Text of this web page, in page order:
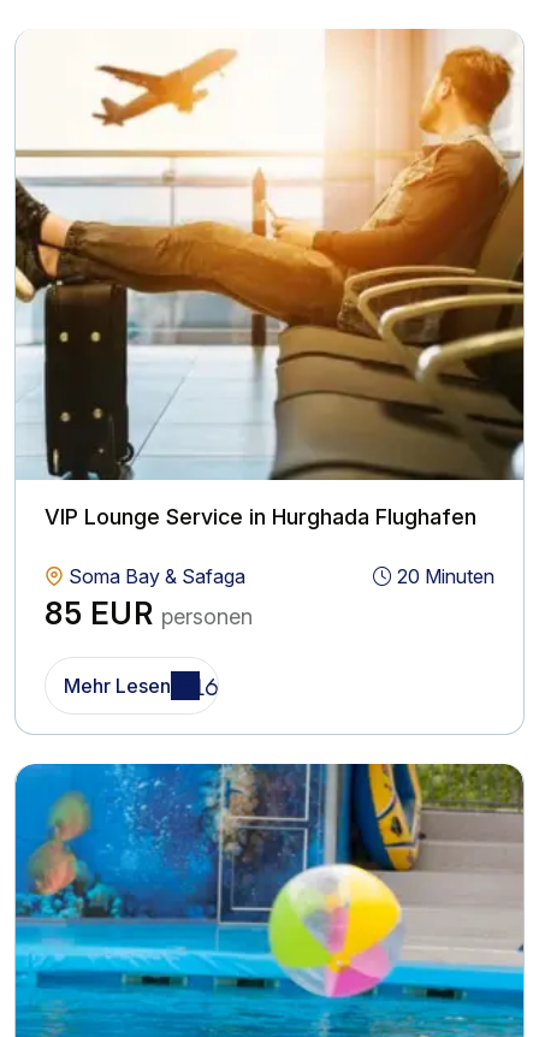
VIP Lounge Service in Hurghada Flughafen
Soma Bay & Safaga 20 Minuten
85 EUR personen
Mehr Lesen